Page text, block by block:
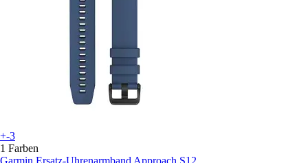
+-3
1 Farben
Garmin Ersatz-Uhrenarmband Approach S12